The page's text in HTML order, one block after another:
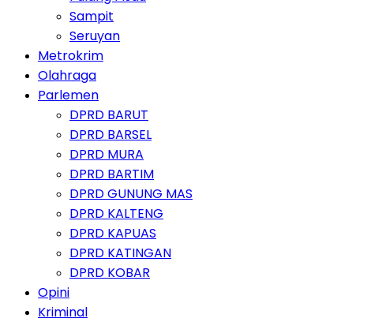
Sampit
Seruyan
Metrokrim
Olahraga
Parlemen
DPRD BARUT
DPRD BARSEL
DPRD MURA
DPRD BARTIM
DPRD GUNUNG MAS
DPRD KALTENG
DPRD KAPUAS
DPRD KATINGAN
DPRD KOBAR
Opini
Kriminal